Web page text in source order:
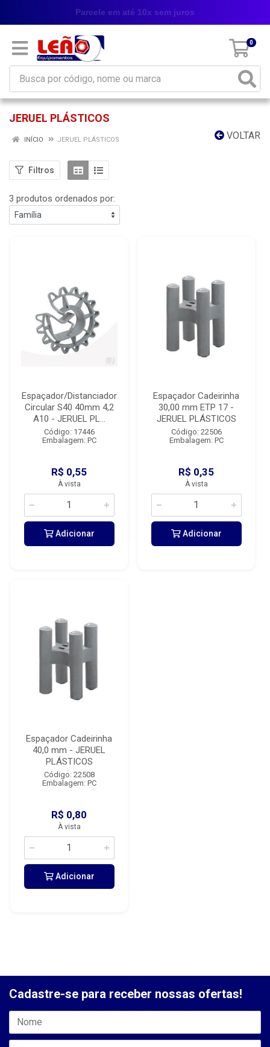
0
Parcele em até 10x sem juros
JERUEL PLÁSTICOS
VOLTAR
INÍCIO JERUEL PLÁSTICOS
Filtros
3 produtos ordenados por:
Espaçador/Distanciador
Circular S40 40mm 4,2
A10 - JERUEL PL...
Código: 17446
Embalagem: PC
R$ 0,55
À vista
Adicionar
Espaçador Cadeirinha
30,00 mm ETP 17 -
JERUEL PLÁSTICOS
Código: 22506
Embalagem: PC
R$ 0,35
À vista
Adicionar
Espaçador Cadeirinha
40,0 mm - JERUEL
PLÁSTICOS
Código: 22508
Embalagem: PC
R$ 0,80
À vista
Adicionar
Cadastre-se para receber nossas ofertas!